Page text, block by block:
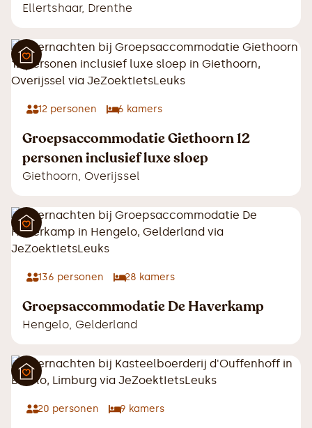
Ellertshaar, Drenthe
12 personen 6 kamers
Groepsaccommodatie Giethoorn 12
personen inclusief luxe sloep
Giethoorn, Overijssel
136 personen 28 kamers
Groepsaccommodatie De Haverkamp
Hengelo, Gelderland
20 personen 9 kamers